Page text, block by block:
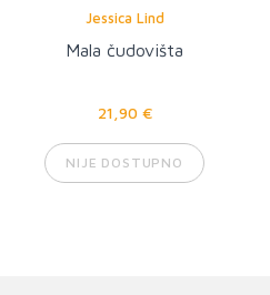
Jessica Lind
Mala čudovišta
21,90 €
NIJE DOSTUPNO